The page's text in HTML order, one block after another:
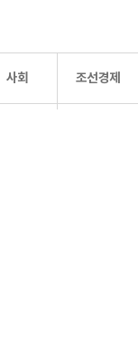
사회 조선경제